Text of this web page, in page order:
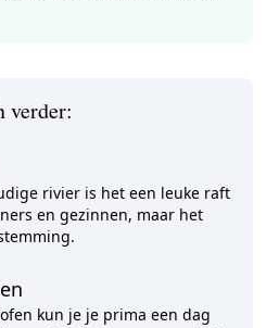
verder:
rivier is het een leuke raft
en gezinnen, maar het
kun je je prima een dag